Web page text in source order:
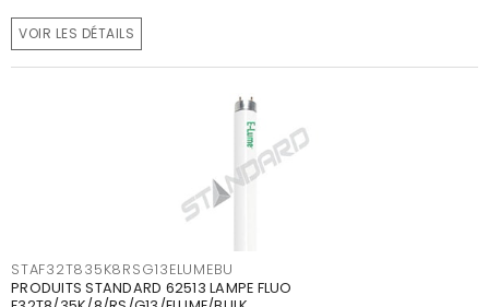
VOIR LES DÉTAILS
STAF32T835K8RSG13ELUMEBU
PRODUITS STANDARD 62513 LAMPE FLUO